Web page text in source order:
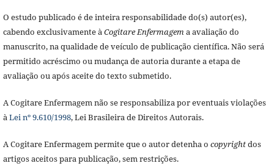
O estudo publicado é de inteira responsabilidade do(s) autor(es),
cabendo exclusivamente àCogitare Enfermagema avaliação do
manuscrito, na qualidade de veículo de publicação científica. Não será
permitido acréscimo ou mudança de autoria durante a etapa de
avaliação ou após aceite do texto submetido.
A Cogitare Enfermagem não se responsabiliza por eventuais violações
àLei nº 9.610/1998, Lei Brasileira de Direitos Autorais.
A Cogitare Enfermagem permite que o autor detenha o copyrightdos
artigos aceitos para publicação, sem restrições.